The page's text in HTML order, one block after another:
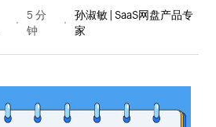
5 分
钟
孙淑敏 | SaaS网盘产品专
家